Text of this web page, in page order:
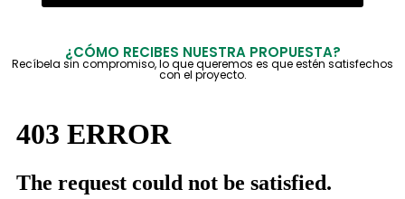
¿CÓMO RECIBES NUESTRA PROPUESTA?
Recíbela sin compromiso, lo que queremos es que estén satisfechos
con el proyecto.